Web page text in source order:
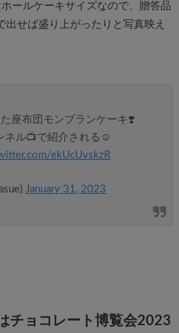
ールケーキサイズなので、贈答品
出せば盛り上がったりと写真映え
座布団モンブランケーキ❣️
ネル📺で紹介される☺️
ekUcUvskzR
January 31, 2023
チョコレート博覧会2023